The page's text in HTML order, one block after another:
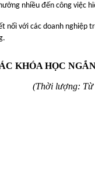
nhiều đến công việc
nối với các doanh
KHÓA HỌC
(Thời lượng: Từ